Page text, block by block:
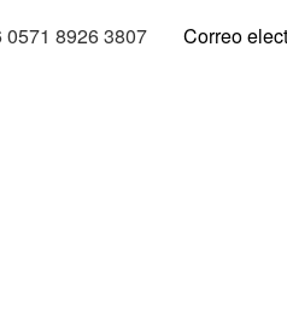
0571 8926 3807 Correo